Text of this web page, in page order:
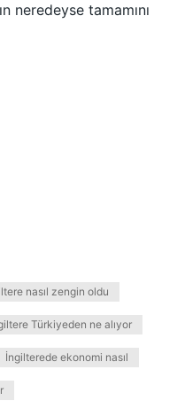
neredeyse tamamını
nasıl zengin oldu
Türkiyeden ne alıyor
İngilterede ekonomi nasıl